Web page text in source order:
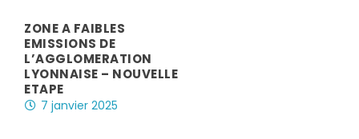
ZONE A FAIBLES
EMISSIONS DE
L’AGGLOMERATION
LYONNAISE – NOUVELLE
ETAPE
7 janvier 2025